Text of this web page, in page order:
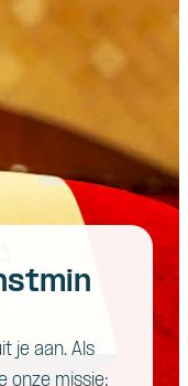
je aan. Als
onze missie;